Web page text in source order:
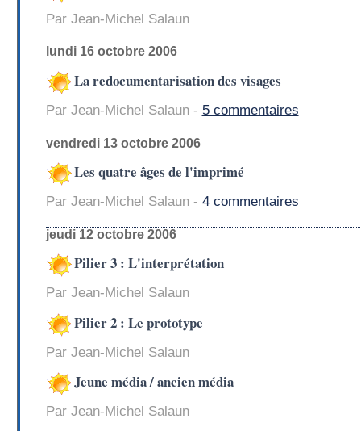
Par Jean-Michel Salaun
lundi 16 octobre 2006
La redocumentarisation des visages
Par Jean-Michel Salaun - 5 commentaires
vendredi 13 octobre 2006
Les quatre âges de l'imprimé
Par Jean-Michel Salaun - 4 commentaires
jeudi 12 octobre 2006
Pilier 3 : L'interprétation
Par Jean-Michel Salaun
Pilier 2 : Le prototype
Par Jean-Michel Salaun
Jeune média / ancien média
Par Jean-Michel Salaun